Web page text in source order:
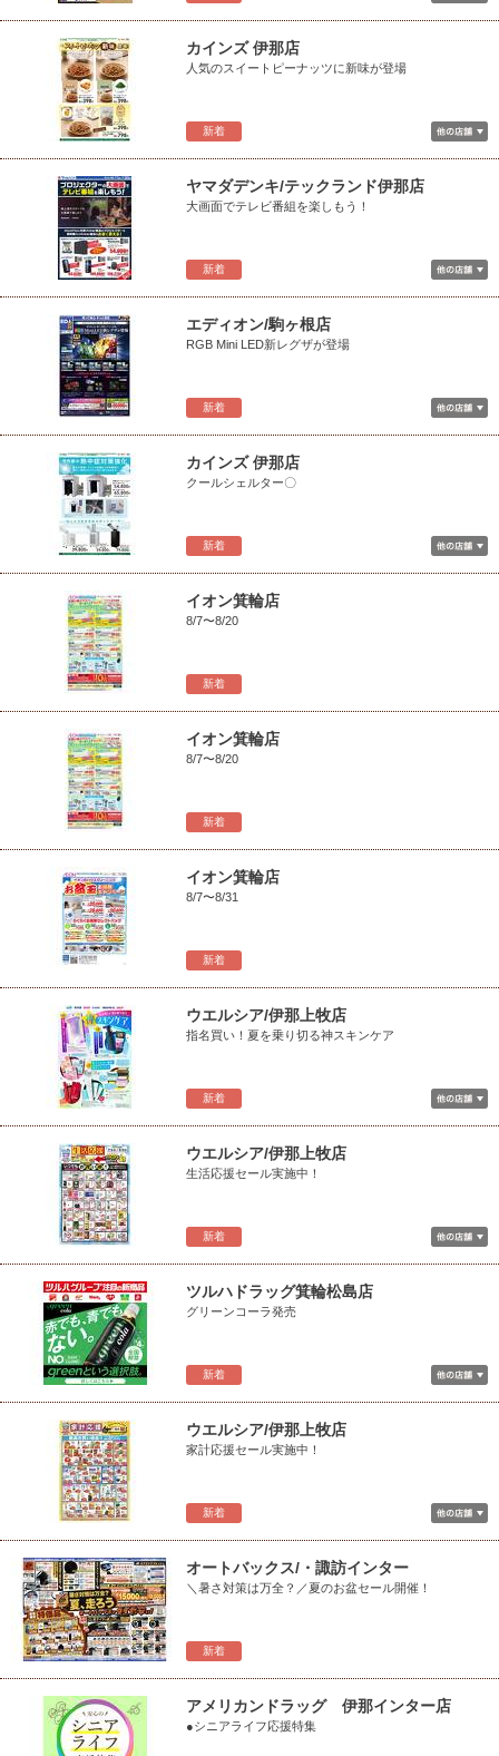
新着
カインズ 伊那店
人気のスイートピーナッツに新味が登場
新着
ヤマダデンキ/テックランド伊那店
大画面でテレビ番組を楽しもう！
新着
エディオン/駒ヶ根店
RGB Mini LED新レグザが登場
新着
カインズ 伊那店
クールシェルター〇
新着
イオン箕輪店
8/7〜8/20
新着
イオン箕輪店
8/7〜8/20
新着
イオン箕輪店
8/7〜8/31
新着
ウエルシア/伊那上牧店
指名買い！夏を乗り切る神スキンケア
新着
ウエルシア/伊那上牧店
生活応援セール実施中！
新着
ツルハドラッグ箕輪松島店
グリーンコーラ発売
新着
ウエルシア/伊那上牧店
家計応援セール実施中！
新着
オートバックス/・諏訪インター
＼暑さ対策は万全？／夏のお盆セール開催！
アメリカンドラッグ 伊那インター店
●シニアライフ応援特集